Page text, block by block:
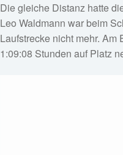
Die gleiche Distanz hatte
Leo Waldmann war beim
Laufstrecke nicht mehr.
1:09:08 Stunden auf Platz